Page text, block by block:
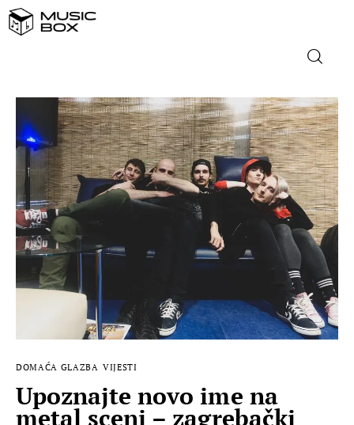
NASLOVNICA
DOMAĆA GLAZBA
STRANA GLAZBA
FILM
MUSIC BOX
DOMAĆA GLAZBA VIJESTI
Upoznajte novo ime na
metal sceni – zagrebački